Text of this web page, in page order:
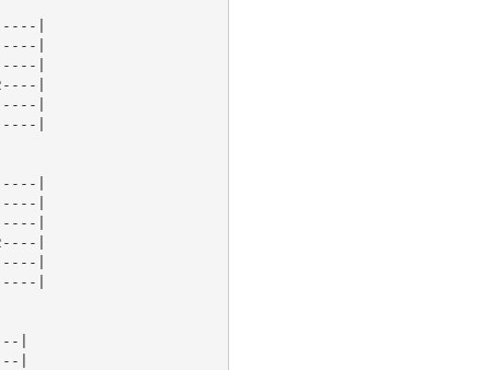
|
|
|
|
|
|
|
|
|
|
|
|
|
|